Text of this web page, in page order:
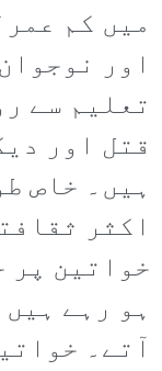
میں کم
اور
تعلیم سے
قتل اور
ہیں۔ خاص
اکثر
خواتین پر
ہو رہے
آتے۔